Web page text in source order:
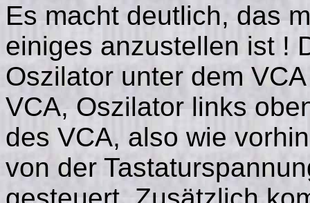
Es macht deutlich, das
einiges anzustellen ist !
Oszilator unter dem
VCA, Oszilator links
des VCA, also wie
von der